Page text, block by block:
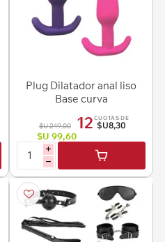
Plug Dilatador anal liso
Base curva
$U 249,00
$U 99,60
12 CUOTAS DE
$U8,30
i
h